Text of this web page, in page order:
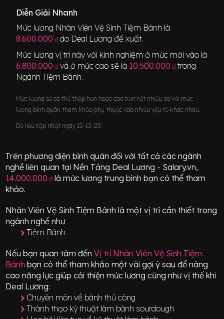
Diễn Giải Nhanh
Mức lương Nhân Viên Vệ Sinh Tiệm Bánh là
8.600.000 đdo Deal Lương đề xuất.
Mức lương vị trí này với kinh nghiệm ở mức mới vào là
6.800.000 đ và ở mức cao sẽ là 10.500.000 đ trong
NgànhTiệm Bánh.
Mức lương sẽ có thể thấp hơn hoặc cao hơn rất nhiều so với mức
lương bình quân tham khảo phụ thuộc vào nhiều yếu tố khác nhau.
Dữ liệu cập nhật ngày 15-12-23.
Trên phương diện bình quân đối với tất cả các ngành
nghề liên quan tại Nền Tảng Deal Lương - Salary.vn,
14.000.000 đlà mức lương trung bình bạn có thể tham
khảo.
Nhân Viên Vệ Sinh Tiệm Bánh là một vị trícần thiết trong
ngành nghề như
Tiệm Bánh
Nếu bạn quan tâm đến Vị trí Nhân Viên Vệ Sinh Tiệm
Bánh bạn có thể tham khảo một vài gợi ý sau để nâng
cao năng lực giúp cải thiện mức lương cũng như vị thế khi
Deal Lương:
Chuyên môn về bánh thủ công
Thành thạo kỹ thuật làm bánh sourdough